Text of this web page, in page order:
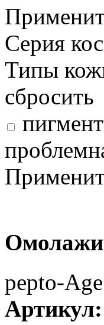
Серия
Типы
сбросить
рерto-
Артикул: